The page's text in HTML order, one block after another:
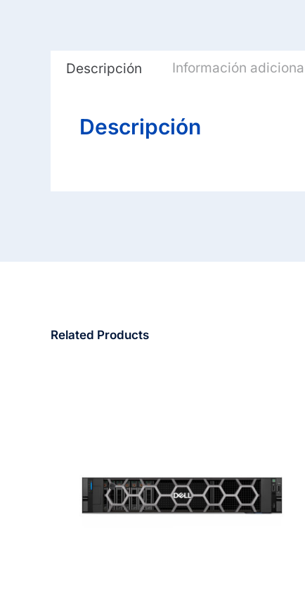
Descripción Información
Descripción
Related Products